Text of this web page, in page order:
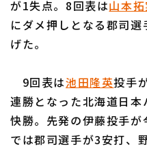
利用規約
運営会社
特定商取引法の表示
が1失点。8回表は山本拓
にダメ押しとなる郡司
げた。
9回表は池田隆英投手
連勝となった北海道日
快勝。先発の伊藤投手
では郡司選手が3安打、